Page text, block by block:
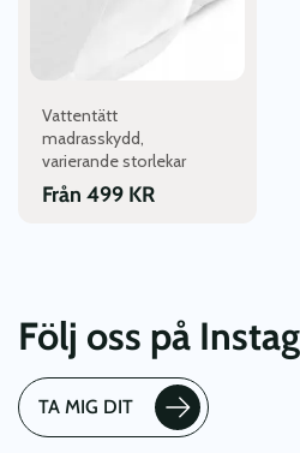
Vattentätt
madrasskydd,
varierande storlekar
Från 499 KR
produktsidan
Följ oss på
TA MIG DIT